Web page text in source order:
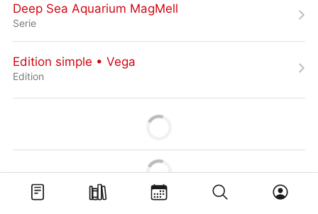
Deep Sea Aquarium MagMell
Serie
Edition simple • Vega
Edition